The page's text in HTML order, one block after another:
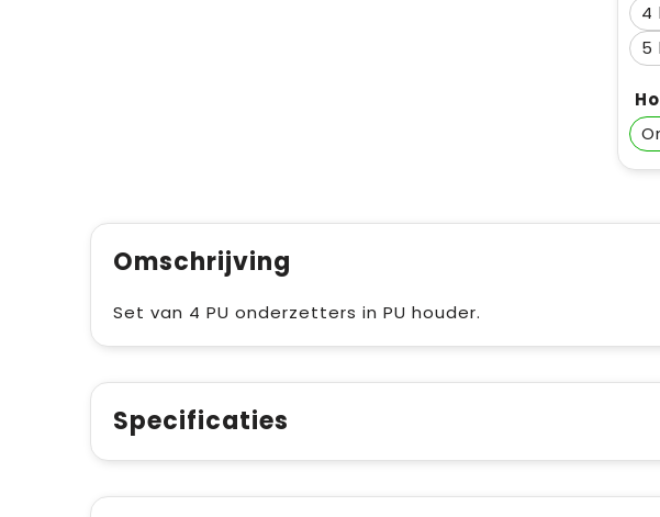
4
5
Omschrijving
Set van 4 PU onderzetters in PU houder.
Specificaties